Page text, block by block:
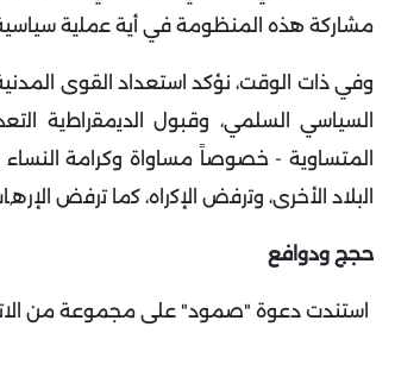
مشاركة هذه المنظومة في أية ﻋﻣﻠﯾﺔ سياسية
وفي ذات الوقت، نؤكد استعداد القوى
السياسي السلمي، وقبول اﻟدﯾﻣﻘراطﯾﺔ
المتساوية - خصوصاً مساواة وكرامة النساء
اﻟﺑﻼد الأخرى، وﺗرﻓض اﻹﻛراه، ﻛﻣﺎ ﺗرﻓض
حجج ودوافع
استندت دعوة "صمود" على مجموعة من